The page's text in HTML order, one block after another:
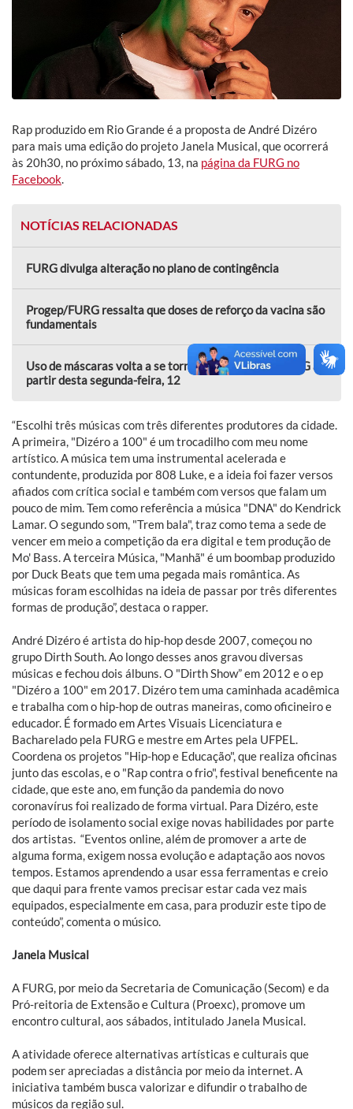
Rap produzido em Rio Grande é a proposta de André Dizéro
para mais uma edição do projeto Janela Musical, que ocorrerá
às 20h30, no próximo sábado, 13, na página da FURG no
Facebook.
NOTÍCIAS RELACIONADAS
FURG divulga alteração no plano de contingência
Progep/FURG ressalta que doses de reforço da vacina são
fundamentais
Uso de máscaras volta a se tornar obrigatório na FURG a
partir desta segunda-feira, 12
“Escolhi três músicas com três diferentes produtores da cidade.
A primeira, "Dizéro a 100" é um trocadilho com meu nome
artístico. A música tem uma instrumental acelerada e
contundente, produzida por 808 Luke, e a ideia foi fazer versos
afiados com crítica social e também com versos que falam um
pouco de mim. Tem como referência a música "DNA" do Kendrick
Lamar. O segundo som, "Trem bala", traz como tema a sede de
vencer em meio a competição da era digital e tem produção de
Mo' Bass. A terceira Música, "Manhã" é um boombap produzido
por Duck Beats que tem uma pegada mais romântica. As
músicas foram escolhidas na ideia de passar por três diferentes
formas de produção”, destaca o rapper.
André Dizéro é artista do hip-hop desde 2007, começou no
grupo Dirth South. Ao longo desses anos gravou diversas
músicas e fechou dois álbuns. O "Dirth Show” em 2012 e o ep
"Dizéro a 100" em 2017. Dizéro tem uma caminhada acadêmica
e trabalha com o hip-hop de outras maneiras, como oficineiro e
educador. É formado em Artes Visuais Licenciatura e
Bacharelado pela FURG e mestre em Artes pela UFPEL.
Coordena os projetos "Hip-hop e Educação", que realiza oficinas
junto das escolas, e o "Rap contra o frio", festival beneficente na
cidade, que este ano, em função da pandemia do novo
coronavírus foi realizado de forma virtual. Para Dizéro, este
período de isolamento social exige novas habilidades por parte
dos artistas. “Eventos online, além de promover a arte de
alguma forma, exigem nossa evolução e adaptação aos novos
tempos. Estamos aprendendo a usar essa ferramentas e creio
que daqui para frente vamos precisar estar cada vez mais
equipados, especialmente em casa, para produzir este tipo de
conteúdo”, comenta o músico.
Janela Musical
A FURG, por meio da Secretaria de Comunicação (Secom) e da
Pró-reitoria de Extensão e Cultura (Proexc), promove um
encontro cultural, aos sábados, intitulado Janela Musical.
A atividade oferece alternativas artísticas e culturais que
podem ser apreciadas a distância por meio da internet. A
iniciativa também busca valorizar e difundir o trabalho de
músicos da região sul.